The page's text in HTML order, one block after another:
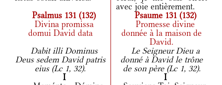
avec joie entièrement.
Psalmus 131 (132)
Psaume 131 (132)
Divina promissa
domui David data
Promesse divine
donnée à la maison de
David.
Dabit illi Dominus
Deus sedem David patris
eius (Lc 1, 32).
Le Seigneur Dieu a
donné à David le trône
de son père (Lc 1, 32).
I
I